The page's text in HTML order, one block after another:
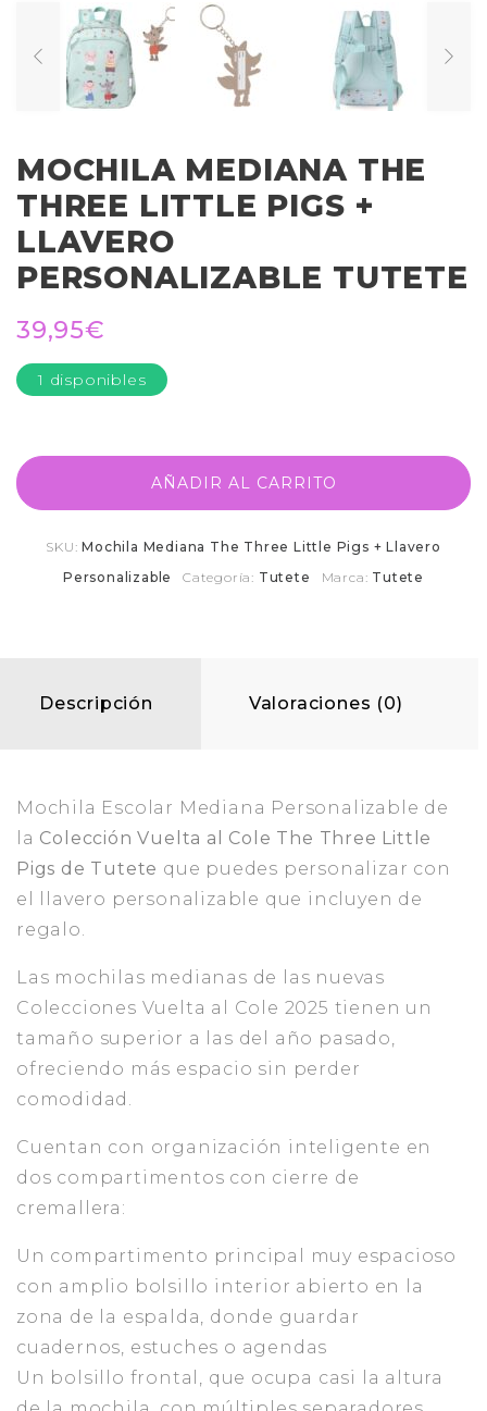
MOCHILA MEDIANA THE
THREE LITTLE PIGS +
LLAVERO
PERSONALIZABLE TUTETE
39,95€
1 disponibles
AÑADIR AL CARRITO
SKU:Mochila Mediana The Three Little Pigs + Llavero
Personalizable
Categoría: Tutete Marca: Tutete
Descripción Valoraciones (0)
Mochila Escolar Mediana Personalizable de
la Colección Vuelta al Cole The Three Little
Pigs de Tutete que puedes personalizar con
el llavero personalizable que incluyen de
regalo.
Las mochilas medianas de las nuevas
Colecciones Vuelta al Cole 2025 tienen un
tamaño superior a las del año pasado,
ofreciendo más espacio sin perder
comodidad.
Cuentan con organización inteligente en
dos compartimentos con cierre de
cremallera:
Un compartimento principal muy espacioso
con amplio bolsillo interior abierto en la
zona de la espalda, donde guardar
cuadernos, estuches o agendas
Un bolsillo frontal, que ocupa casi la altura